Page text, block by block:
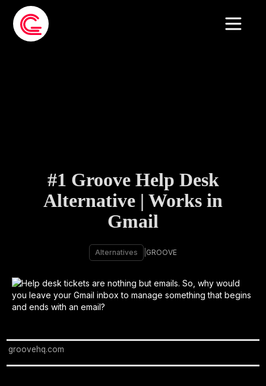
#1 Groove Help Desk
Alternative | Works in
Gmail
Alternatives GROOVE
groovehq.com